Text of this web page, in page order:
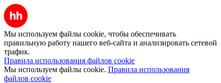
Мы используем файлы cookie, чтобы обеспечивать
правильную работу нашего веб-сайта и анализировать сетевой
трафик.
Правила использования файлов cookie
Мы используем файлы cookie. Правила использования
файлов cookie